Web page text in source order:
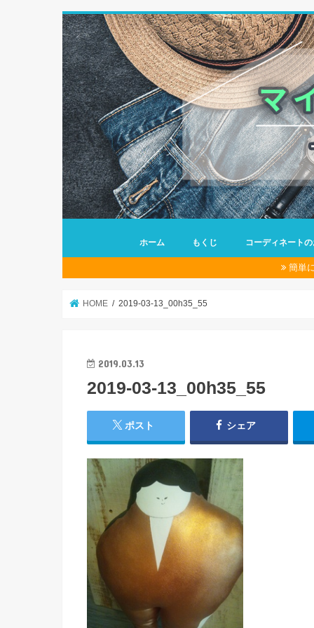
ホーム もくじ コーディネート
簡単
HOME 2019-03-13_00h35_55
2019.03.13
2019-03-13_00h35_55
ポスト シェア